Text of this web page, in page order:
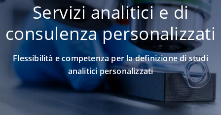
Servizi analitici e di
consulenza personalizzati
Flessibilità e competenza per la definizione di studi
analitici personalizzati